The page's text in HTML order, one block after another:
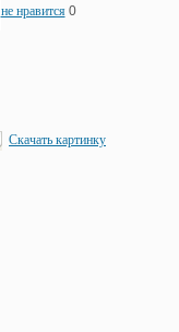
не нравится 0
Скачать картинку